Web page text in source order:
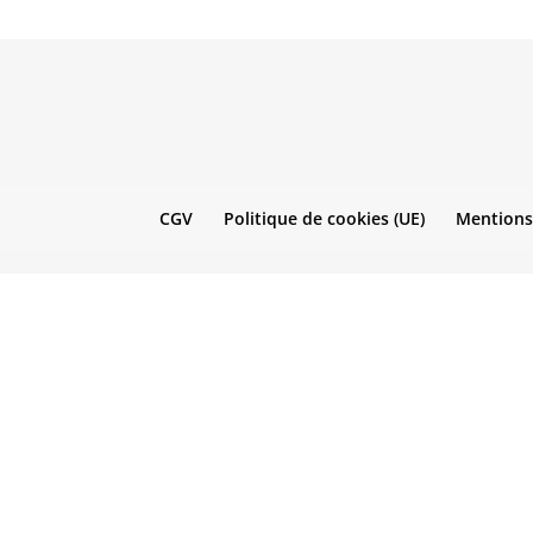
CGV Politique de cookies (UE)